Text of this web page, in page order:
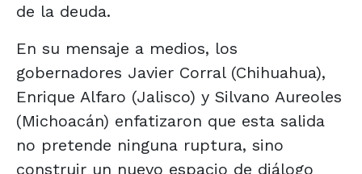
de la deuda.
En su mensaje a medios, los
gobernadores Javier Corral (Chihuahua),
Enrique Alfaro (Jalisco) y Silvano Aureoles
(Michoacán) enfatizaron que esta salida
no pretende ninguna ruptura, sino
construir un nuevo espacio de diálogo